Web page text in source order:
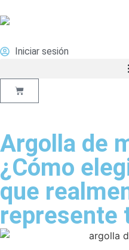
Iniciar sesión
Argolla de
¿Cómo
que
represente